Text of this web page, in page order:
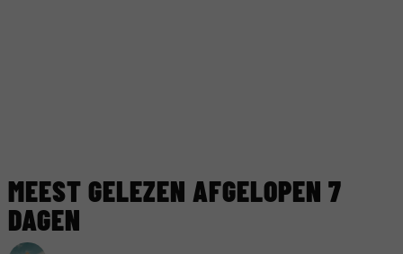
MEEST GELEZEN AFGELOPEN 7
DAGEN